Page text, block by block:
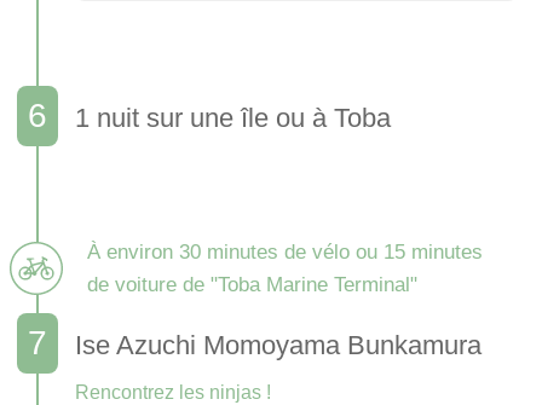
1 nuit sur une île ou à Toba
À environ 30 minutes de vélo ou 15 minutes
de voiture de "Toba Marine Terminal"
Ise Azuchi Momoyama Bunkamura
Rencontrez les ninjas !